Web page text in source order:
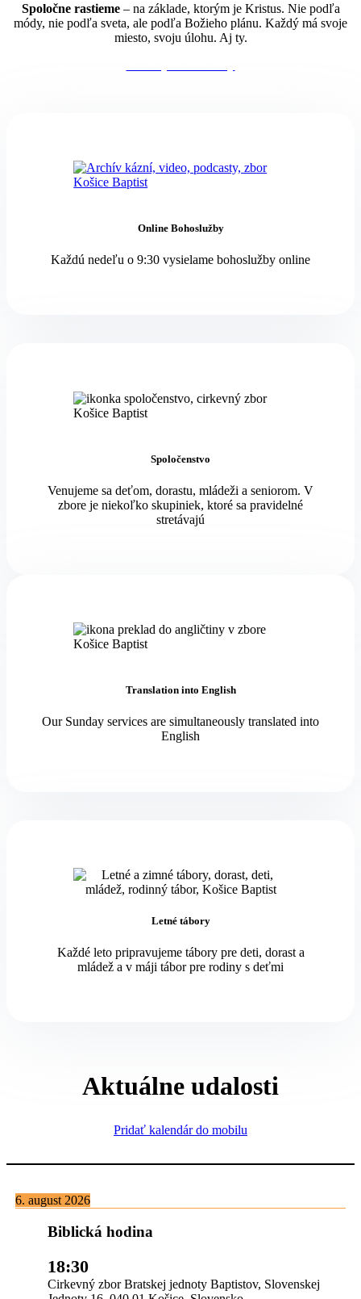
Spoločne rastieme– na základe, ktorým je Kristus. Nie podľa
módy, nie podľa sveta, ale podľa Božieho plánu. Každý má svoje
miesto, svoju úlohu. Aj ty.
Online Bohoslužby
Každú nedeľu o 9:30 vysielame bohoslužby online
Spoločenstvo
Venujeme sa deťom, dorastu, mládeži a seniorom. V
zbore je niekoľko skupiniek, ktoré sa pravidelné
stretávajú
Translation into English
Our Sunday services are simultaneously translated into
English
Letné tábory
Každé leto pripravujeme tábory pre deti, dorast a
mládež a v máji tábor pre rodiny s deťmi
Aktuálne udalosti
Pridať kalendár do mobilu
6. august 2026
Biblická hodina
18:30
Cirkevný zbor Bratskej jednoty Baptistov, Slovenskej